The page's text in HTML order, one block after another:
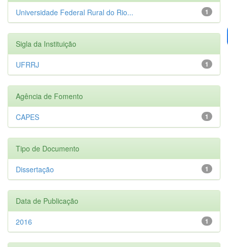
1
Universidade Federal Rural do Rio...
Sigla da Instituição
1
UFRRJ
Agência de Fomento
1
CAPES
Tipo de Documento
1
Dissertação
Data de Publicação
1
2016